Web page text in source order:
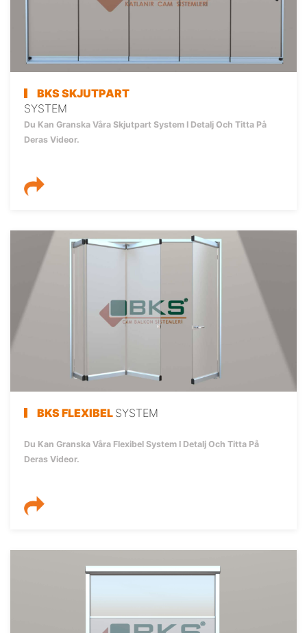
BKS SKJUTPART
SYSTEM
Du Kan Granska Våra Skjutpart System I Detalj Och Titta På
Deras Videor.
BKS FLEXIBEL SYSTEM
Du Kan Granska Våra Flexibel System I Detalj Och Titta På
Deras Videor.